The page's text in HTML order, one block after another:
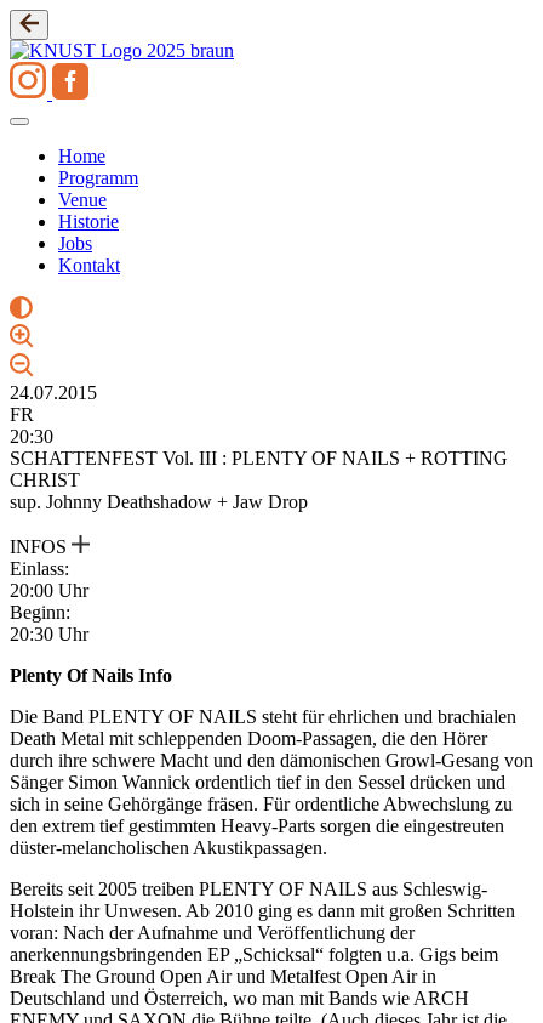
Zum
Inhalt
springen
Home
Programm
Venue
Historie
Jobs
Kontakt
24.07.2015
FR
20:30
SCHATTENFEST Vol. III : PLENTY OF NAILS + ROTTING
CHRIST
sup. Johnny Deathshadow + Jaw Drop
INFOS
Einlass:
20:00 Uhr
Beginn:
20:30 Uhr
Plenty Of Nails Info
Die Band PLENTY OF NAILS steht für ehrlichen und brachialen
Death Metal mit schleppenden Doom-Passagen, die den Hörer
durch ihre schwere Macht und den dämonischen Growl-Gesang von
Sänger Simon Wannick ordentlich tief in den Sessel drücken und
sich in seine Gehörgänge fräsen. Für ordentliche Abwechslung zu
den extrem tief gestimmten Heavy-Parts sorgen die eingestreuten
düster-melancholischen Akustikpassagen.
Bereits seit 2005 treiben PLENTY OF NAILS aus Schleswig-
Holstein ihr Unwesen. Ab 2010 ging es dann mit großen Schritten
voran: Nach der Aufnahme und Veröffentlichung der
anerkennungsbringenden EP „Schicksal“ folgten u.a. Gigs beim
Break The Ground Open Air und Metalfest Open Air in
Deutschland und Österreich, wo man mit Bands wie ARCH